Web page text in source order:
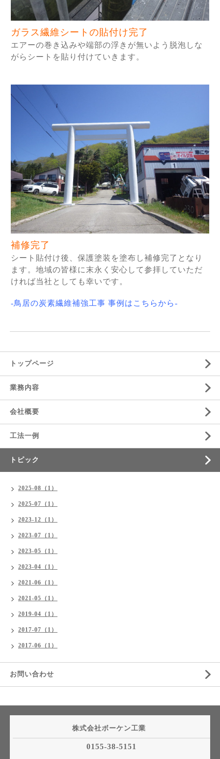
ガラス繊維シートの貼付け完了
エアーの巻き込みや端部の浮きが無いよう脱泡しな
がらシートを貼り付けていきます。
補修完了
シート貼付け後、保護塗装を塗布し補修完了となり
ます。地域の皆様に末永く安心して参拝していただ
ければ当社としても幸いです。
-鳥居の炭素繊維補強工事 事例はこちらから-
トップページ
業務内容
会社概要
工法一例
トピック
2025-08（1）
2025-07（1）
2023-12（1）
2023-07（1）
2023-05（1）
2023-04（1）
2021-06（1）
2021-05（1）
2019-04（1）
2017-07（1）
2017-06（1）
お問い合わせ
株式会社ボーケン工業
0155-38-5151